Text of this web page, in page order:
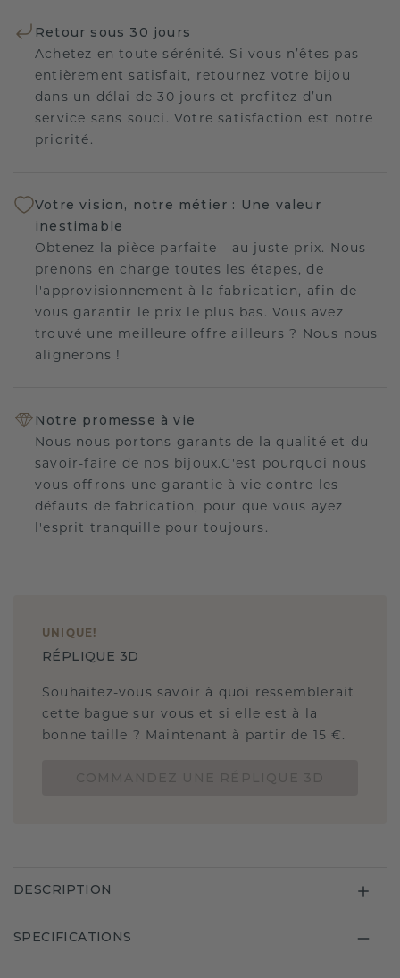
Retour sous 30 jours
Achetez en toute sérénité. Si vous n’êtes pas
entièrement satisfait, retournez votre bijou
dans un délai de 30 jours et profitez d’un
service sans souci. Votre satisfaction est notre
priorité.
Votre vision, notre métier : Une valeur
inestimable
Obtenez la pièce parfaite - au juste prix. Nous
prenons en charge toutes les étapes, de
l'approvisionnement à la fabrication, afin de
vous garantir le prix le plus bas. Vous avez
trouvé une meilleure offre ailleurs ? Nous nous
alignerons !
Notre promesse à vie
Nous nous portons garants de la qualité et du
savoir-faire de nos bijoux.C'est pourquoi nous
vous offrons une garantie à vie contre les
défauts de fabrication, pour que vous ayez
l'esprit tranquille pour toujours.
UNIQUE !
RÉPLIQUE 3D
Souhaitez-vous savoir à quoi ressemblerait
cette bague sur vous et si elle est à la
bonne taille ? Maintenant à partir de 15 €.
DESCRIPTION
SPECIFICATIONS